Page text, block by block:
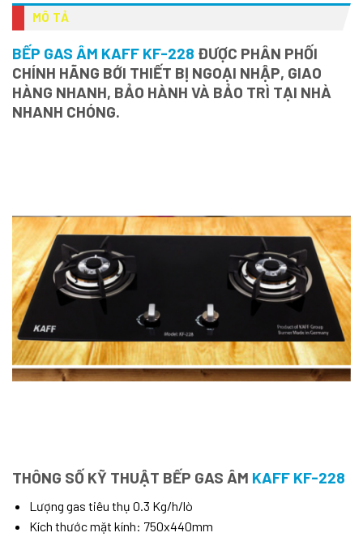
MÔ TẢ
BẾP GAS ÂM KAFF KF-228 ĐƯỢC PHÂN PHỐI
CHÍNH HÃNG BỚI THIẾT BỊ NGOẠI NHẬP, GIAO
HÀNG NHANH, BẢO HÀNH VÀ BẢO TRÌ TẠI NHÀ
NHANH CHÓNG.
THÔNG SỐ KỸ THUẬT BẾP GAS ÂM KAFF KF-228
Lượng gas tiêu thụ 0.3 Kg/h/lò
Kích thước mặt kính: 750x440mm